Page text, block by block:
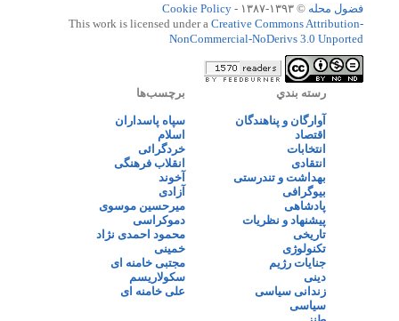
فضول محله © ۱۳۹۳-۱۳۸۷ -
Cookie Policy
This work is licensed under a Creative Commons Attribution-
NonCommercial-NoDerivs 3.0 Unported
رسته بندي
آوارگان و پناهندگان
اقتصاد
انتخابات
انتقادی
بهداشت و تندرستی
بیوگرافی
پادشاهی
پیشنهاد و نظریات
تاریخی
تکنولوژی
جنایات رژیم
دینی
زندانی سیاسی
سیاسی
برچسب‌ها
سپاه پاسداران
اسلام
خردگرائی
انقلاب فرهنگی
آخوند
آزادی
میرحسین موسوی
دموکراسی
محمود احمدی نژاد
خمینی
مجتبی خامنه ای
سکولاریسم
علی خامنه ای